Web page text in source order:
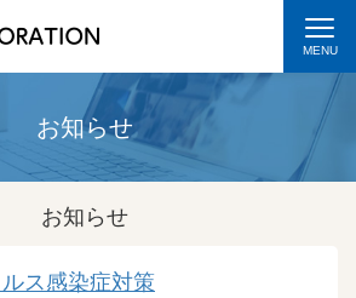
MENU
お知らせ
お知らせ
ス感染症対策